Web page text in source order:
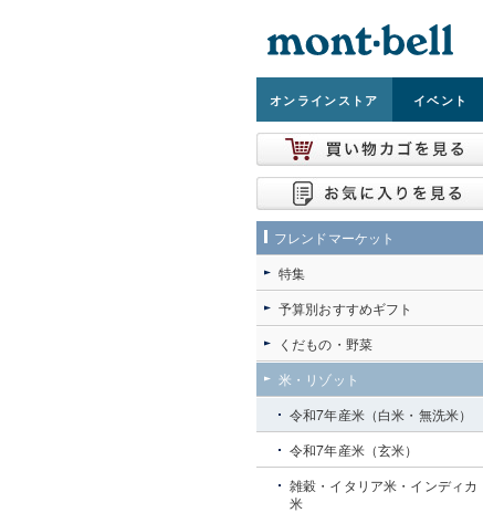
オンラインストア イベント
フレンドマーケット
特集
予算別おすすめギフト
くだもの・野菜
米・リゾット
令和7年産米（白米・無洗米）
令和7年産米（玄米）
雑穀・イタリア米・インディカ
米